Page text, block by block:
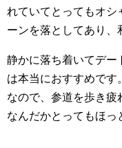
れていてとってもオシ
ーンを落としてあり、
静かに落ち着いてデー
は本当におすすめで
なので、参道を歩き疲
なんだかとってもほっ